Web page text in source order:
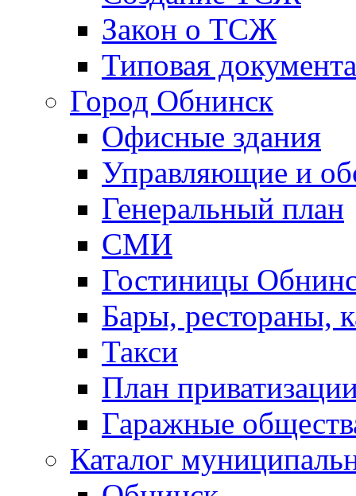
Закон о ТСЖ
Типовая
Город Обнинск
Офисные здания
Управляющие и
Генеральный план
СМИ
Гостиницы
Бары, рестораны,
Такси
План
Гаражные
Каталог